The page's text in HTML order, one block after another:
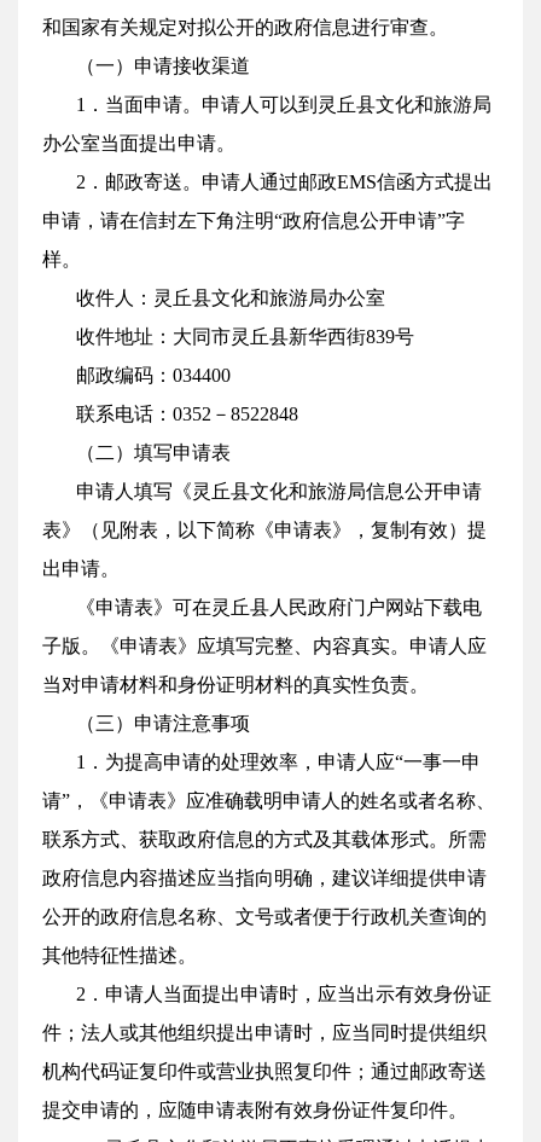
和国家有关规定对拟公开的政府信息进行审查。
（一）申请接收渠道
1．当面申请。申请人可以到灵丘县文化和旅游局
办公室当面提出申请。
2．邮政寄送。申请人通过邮政EMS信函方式提出
申请，请在信封左下角注明“政府信息公开申请”字
样。
收件人：灵丘县文化和旅游局办公室
收件地址：大同市灵丘县新华西街839号
邮政编码：034400
联系电话：0352－8522848
（二）填写申请表
申请人填写《灵丘县文化和旅游局信息公开申请
表》（见附表，以下简称《申请表》，复制有效）提
出申请。
《申请表》可在灵丘县人民政府门户网站下载电
子版。《申请表》应填写完整、内容真实。申请人应
当对申请材料和身份证明材料的真实性负责。
（三）申请注意事项
1．为提高申请的处理效率，申请人应“一事一申
请”，《申请表》应准确载明申请人的姓名或者名称、
联系方式、获取政府信息的方式及其载体形式。所需
政府信息内容描述应当指向明确，建议详细提供申请
公开的政府信息名称、文号或者便于行政机关查询的
其他特征性描述。
2．申请人当面提出申请时，应当出示有效身份证
件；法人或其他组织提出申请时，应当同时提供组织
机构代码证复印件或营业执照复印件；通过邮政寄送
提交申请的，应随申请表附有效身份证件复印件。